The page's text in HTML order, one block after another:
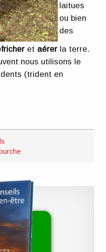
laitues
ou bien
des
et aérer la terre.
nous utilisons le
(trident en